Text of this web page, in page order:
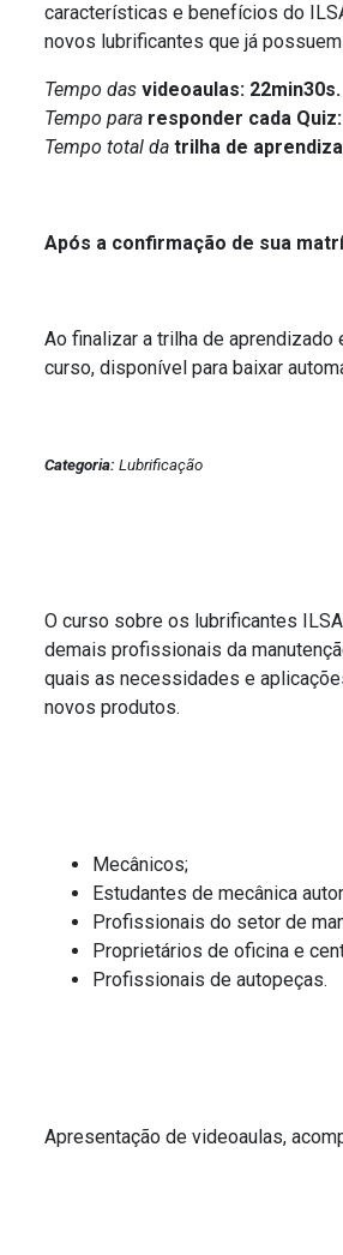
características e benefícios do
novos lubrificantes que já
Tempo das videoaulas: 22min30s.
Tempo para responder cada
Tempo total da trilha de
Após a confirmação de sua
Ao finalizar a trilha de
curso, disponível para baixar
Categoria: Lubrificação
O curso sobre os lubrificantes
demais profissionais da
quais as necessidades e
novos produtos.
Mecânicos;
Estudantes de mecânica
Profissionais do setor de
Proprietários de oficina e
Profissionais de autopeças.
Apresentação de videoaulas,